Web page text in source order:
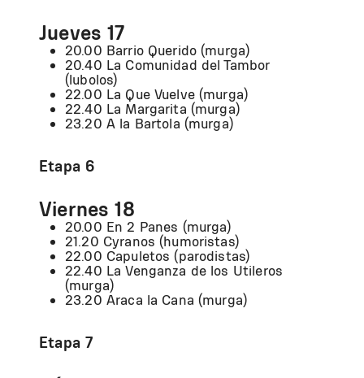
Jueves 17
20.00 Barrio Querido (murga)
20.40 La Comunidad del Tambor
(lubolos)
22.00 La Que Vuelve (murga)
22.40 La Margarita (murga)
23.20 A la Bartola (murga)
Etapa 6
Viernes 18
20.00 En 2 Panes (murga)
21.20 Cyranos (humoristas)
22.00 Capuletos (parodistas)
22.40 La Venganza de los Utileros
(murga)
23.20 Araca la Cana (murga)
Etapa 7